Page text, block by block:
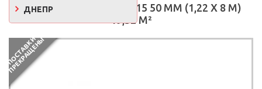
ДНЕПР
УТЕПЛИТЕЛЬ URSA М-15 50 ММ (1,22 Х 8 М)
19,52 М²
П
О
С
Т
А
В
К
И
П
Р
Е
К
Р
А
Щ
Е
Н
Ы